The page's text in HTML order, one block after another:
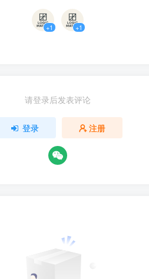
+1 +1
请登录后发表评论
登录 注册